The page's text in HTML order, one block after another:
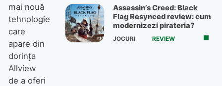
mai nouă
tehnologie
care
apare din
dorința
Allview
de a oferi
Assassin’s Creed: Black
Flag Resynced review: cum
modernizezi pirateria?
JOCURI REVIEW